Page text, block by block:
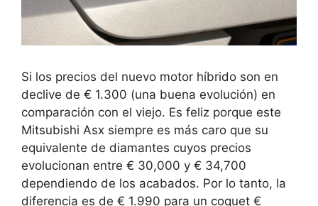
Si los precios del nuevo motor híbrido son en
declive de € 1.300 (una buena evolución) en
comparación con el viejo. Es feliz porque este
Mitsubishi Asx siempre es más caro que su
equivalente de diamantes cuyos precios
evolucionan entre € 30,000 y € 34,700
dependiendo de los acabados. Por lo tanto, la
diferencia es de € 1.990 para un coquet €